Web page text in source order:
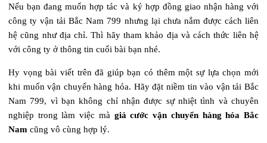
Nếu bạn đang muốn hợp tác và ký hợp đồng giao nhận hàng với
công ty vận tải Bắc Nam 799 nhưng lại chưa nắm được cách liên
hệ cũng như địa chỉ. Thì hãy tham khảo địa và cách thức liên hệ
với công ty ở thông tin cuối bài bạn nhé.
Hy vọng bài viết trên đã giúp bạn có thêm một sự lựa chọn mới
khi muốn vận chuyển hàng hóa. Hãy đặt niềm tin vào vận tải Bắc
Nam 799, vì bạn không chỉ nhận được sự nhiệt tình và chuyên
nghiệp trong làm việc mà giá cước vận chuyển hàng hóa Bắc
Nam cũng vô cùng hợp lý.